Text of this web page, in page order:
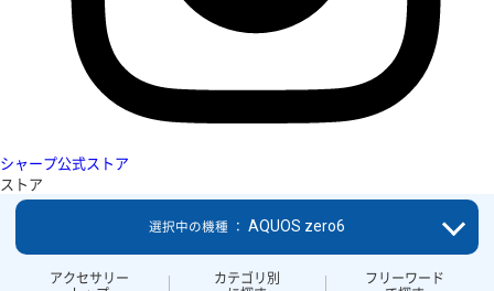
シャープ公式ストア
ストア
アクセサリー
カテゴリ別
フリーワード
選択中の機種 ： AQUOS zero6